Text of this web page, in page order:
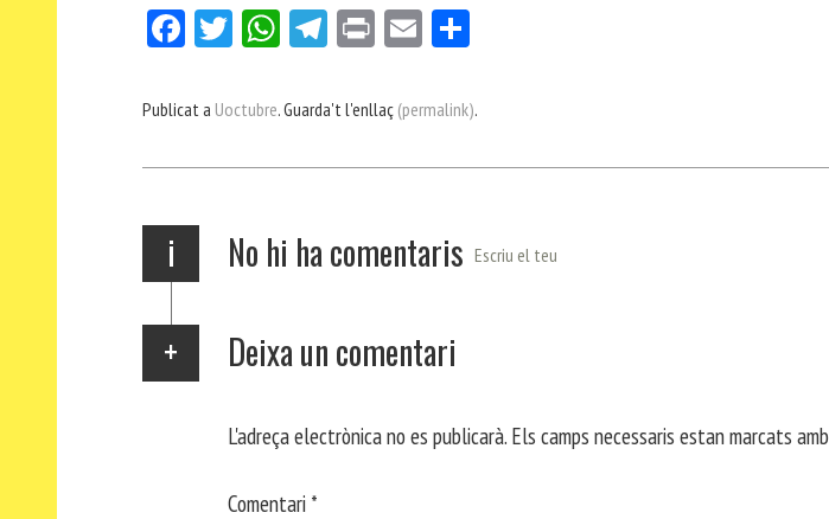
Fa
bo
Tw
er
W
ts
p
Te
gr
m
Pri E
ail pa
ei
Publicat a Uoctubre. Guarda't l'enllaç (permalink).
i No hi ha comentaris Escriu el teu
Deixa un comentari
L'adreça electrònica no es publicarà. Els camps necessaris estan marcats amb
Comentari *